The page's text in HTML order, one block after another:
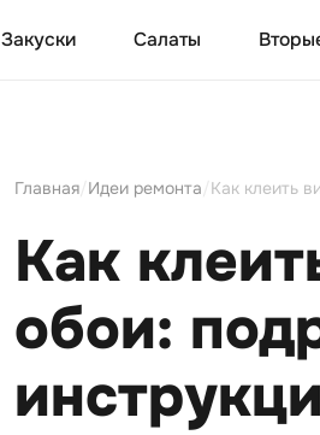
Закуски Салаты
Главная Идеи ремонта Как клеить
Как
обои: